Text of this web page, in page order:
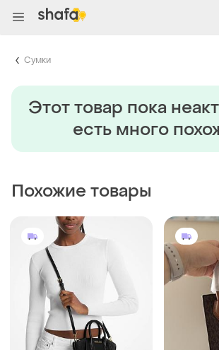
Сумки
Этот товар пока
есть много
Похожие товары